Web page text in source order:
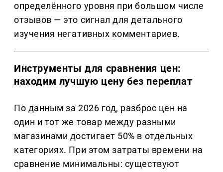
определённого уровня при большом числе
отзывов — это сигнал для детального
изучения негативных комментариев.
Инструменты для сравнения цен:
находим лучшую цену без переплат
По данным за 2026 год, разброс цен на
один и тот же товар между разными
магазинами достигает 50% в отдельных
категориях. При этом затраты времени на
сравнение минимальны: существуют